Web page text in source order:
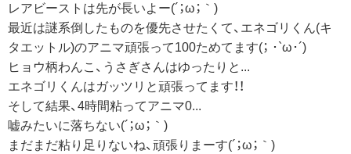
レアビーストは先が長いよー(´；ω；｀)
最近は謎系倒したものを優先させたくて、エネゴリくん(キ
タエットル)のアニマ頑張って100ためてます(； ･`ω･´)
ヒョウ柄わんこ、うさぎさんはゆったりと...
エネゴリくんはガッツリと頑張ってます！！
そして結果、4時間粘ってアニマ0...
嘘みたいに落ちない(´；ω；｀)
まだまだ粘り足りないね、頑張りまーす(´；ω；｀)